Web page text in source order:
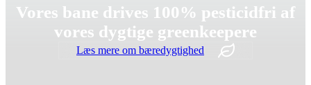
Vores bane drives 100% pesticidfri af
vores dygtige greenkeepere
Læs mere om bæredygtighed